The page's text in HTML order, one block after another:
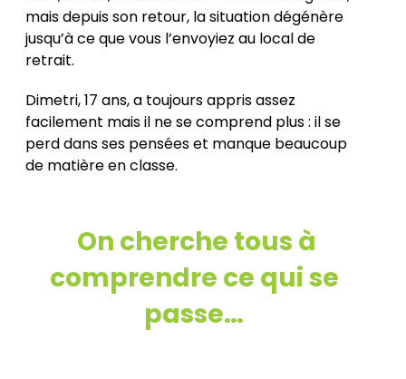
mais depuis son retour, la situation dégénère
jusqu’à ce que vous l’envoyiez au local de
retrait.
Dimetri, 17 ans, a toujours appris assez
facilement mais il ne se comprend plus : il se
perd dans ses pensées et manque beaucoup
de matière en classe.
On cherche tous à
comprendre ce qui se
passe…